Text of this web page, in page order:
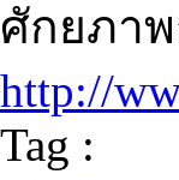
ศักยภา
http://
Tag :